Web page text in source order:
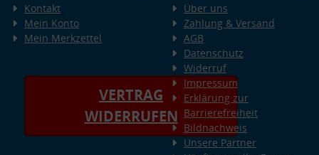
Kontakt
Mein Konto
Mein Merkzettel
VERTRAG
WIDERRUFEN
Über uns
Zahlung & Versand
AGB
Datenschutz
Widerruf
Impressum
Erklärung zur
Barrierefreiheit
Bildnachweis
Unsere Partner